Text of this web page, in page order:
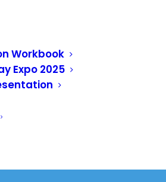
Workbook
Expo 2025